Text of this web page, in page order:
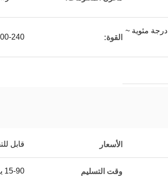
41 درجة فهرنهايت ~ 113 درجة فهرنهايت (5 درجة مئوية ~
القوة: 100-240 فولت تيار متردد، 50/60
الأسعار قابل
وقت التسليم 15-90 يوم عمل